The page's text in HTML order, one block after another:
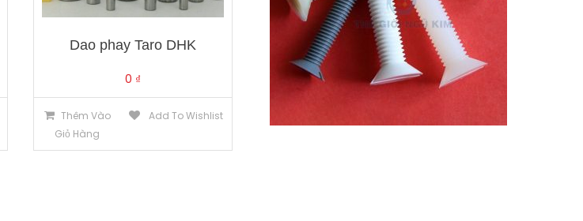
Dao phay Taro DHK
0 ₫
Thêm Vào
Giỏ Hàng
Add To Wishlist